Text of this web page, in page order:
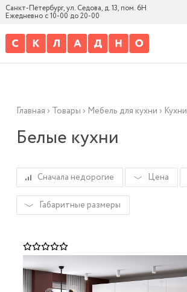
Санкт-Петербург, ул. Седова, д. 13, пом. 6Н
Ежедневно с 10-00 до 20-00
Главная › Товары › Мебель для кухни › Кухни
Белые кухни
Сначала недорогие Цена
Габаритные размеры